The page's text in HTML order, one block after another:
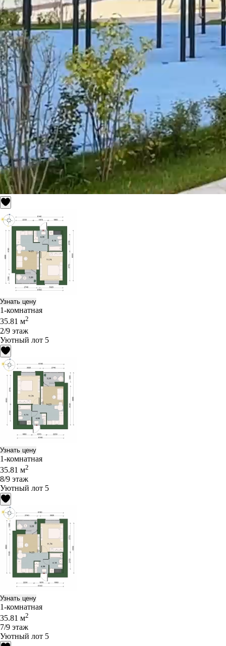
Узнать цену
1-комнатная
35.81 м2
2/9 этаж
Уютный лот 5
Узнать цену
1-комнатная
35.81 м2
8/9 этаж
Уютный лот 5
Узнать цену
1-комнатная
35.81 м2
7/9 этаж
Уютный лот 5